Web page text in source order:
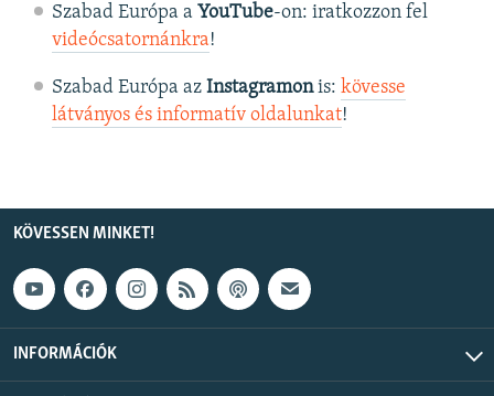
Szabad Európa a YouTube-on: iratkozzon fel
videócsatornánkra!
Szabad Európa az Instagramonis: kövesse
látványos és informatív oldalunkat! ​
KÖVESSEN MINKET!
INFORMÁCIÓK